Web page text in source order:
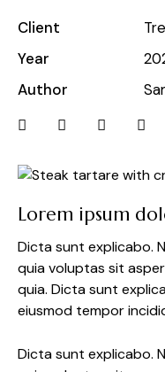
Lorem ipsum
Dicta sunt explicabo.
quia voluptas sit
quia. Dicta sunt
eiusmod tempor
Dicta sunt explicabo.
Client
Year
Author